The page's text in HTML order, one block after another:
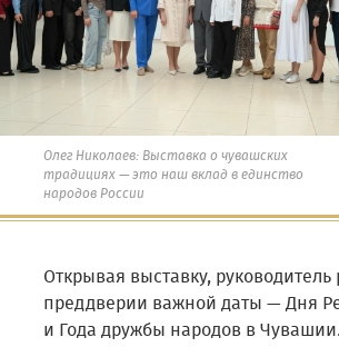
Олег Николаев: Выставка о чувашских
традициях — это наш вклад в единство
народов России
Открывая выставку,
преддверии важной даты — Дня
и Года дружбы народов в Чувашии.